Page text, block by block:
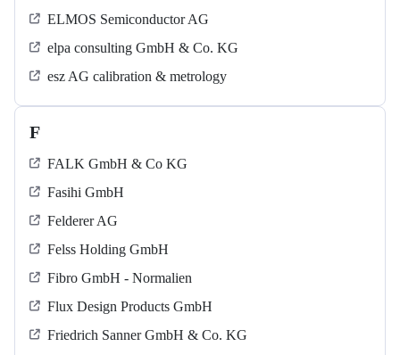
ELMOS Semiconductor AG
elpa consulting GmbH & Co. KG
esz AG calibration & metrology
F
FALK GmbH & Co KG
Fasihi GmbH
Felderer AG
Felss Holding GmbH
Fibro GmbH - Normalien
Flux Design Products GmbH
Friedrich Sanner GmbH & Co. KG